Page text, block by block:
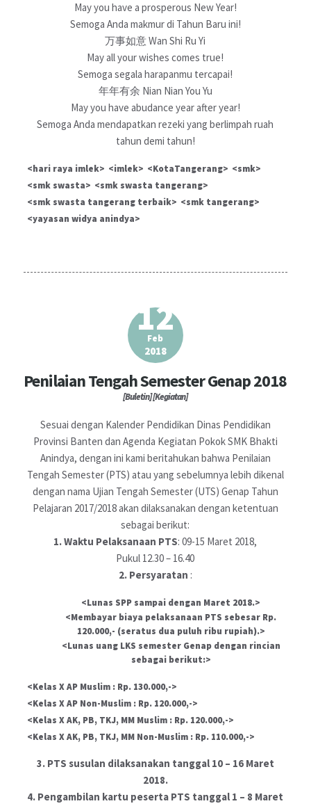
May you have a prosperous New Year!
Semoga Anda makmur di Tahun Baru ini!
万事如意 Wan Shi Ru Yi
May all your wishes comes true!
Semoga segala harapanmu tercapai!
年年有余 Nian Nian You Yu
May you have abudance year after year!
Semoga Anda mendapatkan rezeki yang berlimpah ruah
tahun demi tahun!
hari raya imlek imlek KotaTangerang
smk
smk swasta
smk swasta tangerang
smk swasta tangerang terbaik
smk tangerang
yayasan widya anindya
12
Feb
2018
Penilaian Tengah Semester Genap 2018
[Buletin][Kegiatan]
Sesuai dengan Kalender Pendidikan Dinas Pendidikan
Provinsi Banten dan Agenda Kegiatan Pokok SMK Bhakti
Anindya, dengan ini kami beritahukan bahwa Penilaian
Tengah Semester (PTS) atau yang sebelumnya lebih dikenal
dengan nama Ujian Tengah Semester (UTS) Genap Tahun
Pelajaran 2017/2018 akan dilaksanakan dengan ketentuan
sebagai berikut:
1. Waktu Pelaksanaan PTS: 09-15 Maret 2018,
Pukul 12.30 – 16.40
2. Persyaratan :
Lunas SPP sampai dengan Maret 2018.
Membayar biaya pelaksanaan PTS sebesar Rp.
120.000,- (seratus dua puluh ribu rupiah).
Lunas uang LKS semester Genap dengan rincian
sebagai berikut:
Kelas X AP Muslim : Rp. 130.000,-
Kelas X AP Non-Muslim : Rp. 120.000,-
Kelas X AK, PB, TKJ, MM Muslim : Rp. 120.000,-
Kelas X AK, PB, TKJ, MM Non-Muslim : Rp. 110.000,-
3. PTS susulan dilaksanakan tanggal 10 – 16 Maret
2018.
4. Pengambilan kartu peserta PTS tanggal 1 – 8 Maret